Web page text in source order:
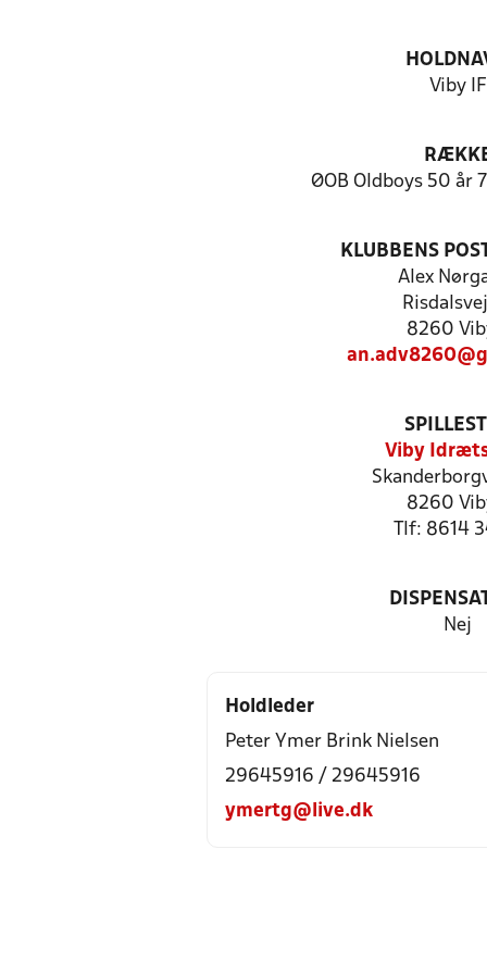
Viby IF
ØOB Oldboys 50 år
KLUBBENS
Alex
8260
Viby
8260
Tlf: 8614
Nej
Holdleder
Peter Ymer Brink Nielsen
29645916 / 29645916
ymertg@live.dk